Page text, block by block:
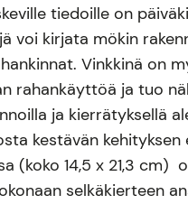
tiedoille on
voi kirjata mökin
Vinkkinä on
rahankäyttöä ja tuo
ja kierrätyksellä
kestävän kehityksen
(koko 14,5 x 21,3 cm)
selkäkierteen